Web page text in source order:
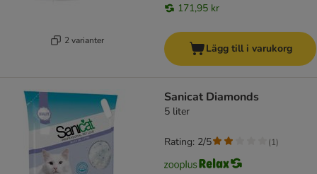
2 varianter
171,95 kr
Lägg till i varukorg
Sanicat Diamonds
5 liter
Rating: 2/5 (1)